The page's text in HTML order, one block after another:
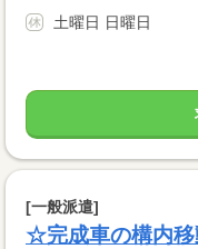
土曜日 日曜日
[一般派遣]
☆完成車の構内